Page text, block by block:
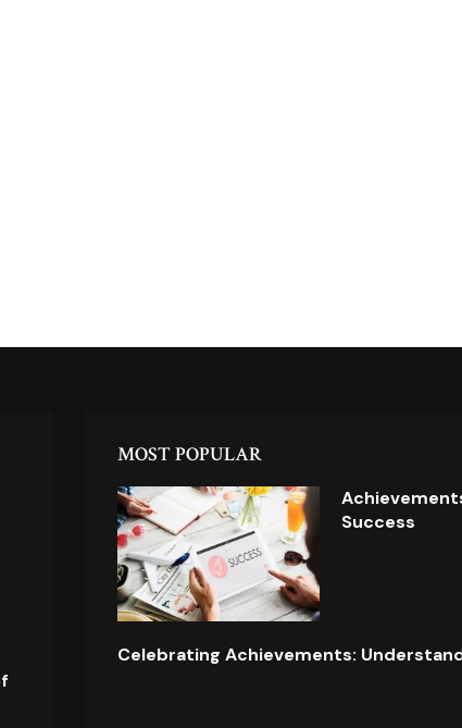
MOST POPULAR
Success
Celebrating Achievements: